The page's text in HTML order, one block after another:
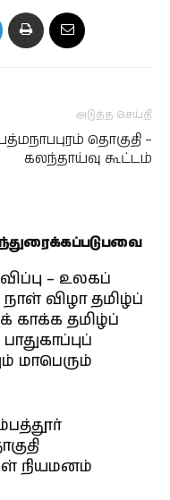
அடுத்த செய்தி
தொகுதி –
கலந்தாய்வு கூட்டம்
– உலகப்
நாள் விழா தமிழ்ப்
காக்க தமிழ்ப்
மாபெரும்
நியமனம்